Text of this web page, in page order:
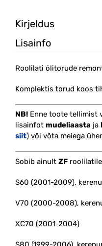
Kirjeldus
Lisainfo
Roolilati õlitorude
Komplektis torud koos
NB! Enne toote tellimist
lisainfot mudeliaasta ja
siit) või võta meiega
Sobib ainult ZF
S60 (2001-2009),
V70 (2000-2008),
XC70 (2001-2004)